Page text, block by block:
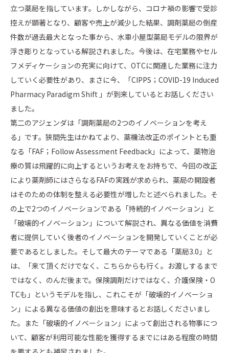
立つ薬局を指しています。しかしながら、コロナ禍の影響で受診
控えが顕著となり、顧客や売上が減少した結果、調剤薬局の倒産
件数が過去最大となった事から、水車小屋型薬局モデルの限界が
浮き彫りとなっている解説されました。今後は、在宅業務やセル
フメディケーションの充実に向けて、OTCに関連した業務に注力
していく必要性があり、まさに今、「CIPPS；COVID-19 Induced
Pharmacy Paradigm Shift 」が到来しているとお話しください
ました。
第二のアジェンダは「調剤薬局の2つのイノベーションを考え
る」です。狭間先生はかねてより、薬機法改正のポイントとも重
なる「FAF；Follow Assessment Feedback」によって、薬物治
療の質は飛躍的に向上するというお考えをお持ちで、今回の改正
により薬剤師にはさらなるFAFの実践が求められ、薬局の開設者
はそのための体制を整える必要性が増したと述べられました。そ
の上で2つのイノベーションである「持続的イノベーション」と
「破壊的イノベーション」について解説され、異なる価値を消費
者に提供していく後者のイノベーションを開発していくことが必
要であるとしました。そして最大のテーマである「薬局3.0」と
は、「来て頂くだけでなく、こちらからも行く。お渡しするまで
ではなく、のんだ後まで。保険調剤だけではなく、介護保険・O
TCも」というモデルを指し、これこそが「破壊的イノベーショ
ン」による異なる価値の創出を意味するとお話しくださいまし
た。また「破壊的イノベーション」によって創出される物事につ
いて、顧客が利用可能な性能を獲得するまでにはある程度の時間